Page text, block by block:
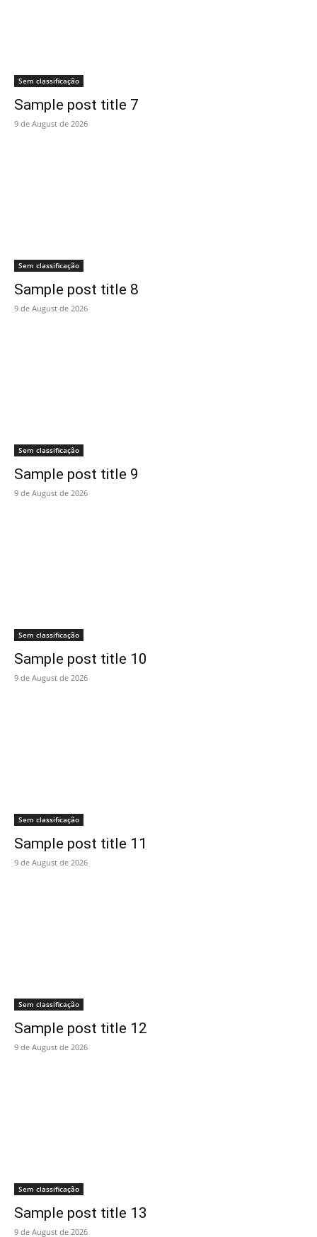
Sem classificação
Sample post title 7
9 de August de 2026
Sem classificação
Sample post title 8
9 de August de 2026
Sem classificação
Sample post title 9
9 de August de 2026
Sem classificação
Sample post title 10
9 de August de 2026
Sem classificação
Sample post title 11
9 de August de 2026
Sem classificação
Sample post title 12
9 de August de 2026
Sem classificação
Sample post title 13
9 de August de 2026